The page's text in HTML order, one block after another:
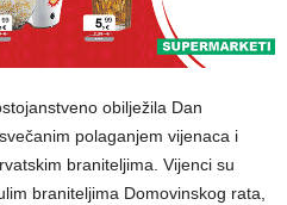
obilježila Dan
polaganjem vijenaca i
braniteljima. Vijenci su
braniteljima Domovinskog rata,